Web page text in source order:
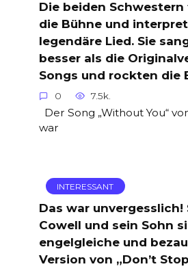
Die beiden
die Bühne und
legendäre Lied. Sie
besser als die
Songs und rockten die
0 7.5k.
Der Song „Without You“
war
INTERESSANT
Das war unvergesslich!
Cowell und sein Sohn
engelgleiche und
Version von „Don’t